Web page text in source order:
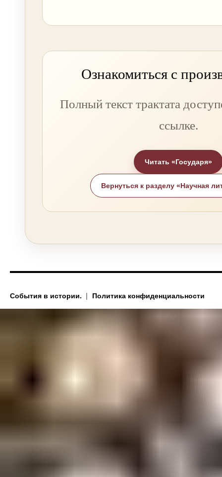
Ознакомиться с
Полный текст трактата
ссылке.
Читать «Государя»
Вернуться к разделу «Научная
События в истории. Политика конфиденциальности